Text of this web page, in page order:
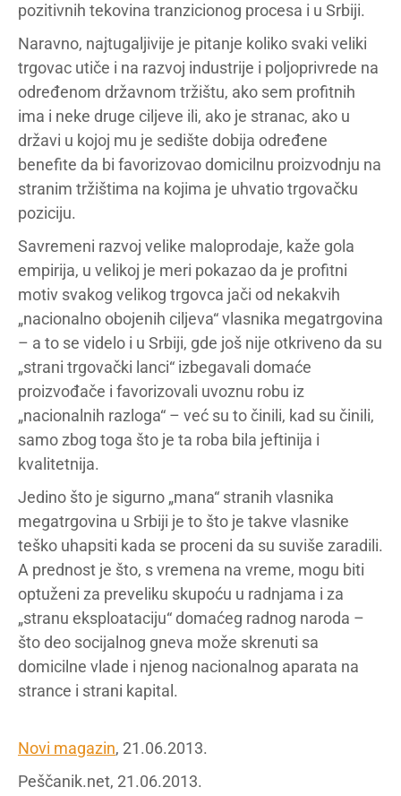
pozitivnih tekovina tranzicionog procesa i u Srbiji.
Naravno, najtugaljivije je pitanje koliko svaki veliki
trgovac utiče i na razvoj industrije i poljoprivrede na
određenom državnom tržištu, ako sem profitnih
ima i neke druge ciljeve ili, ako je stranac, ako u
državi u kojoj mu je sedište dobija određene
benefite da bi favorizovao domicilnu proizvodnju na
stranim tržištima na kojima je uhvatio trgovačku
poziciju.
Savremeni razvoj velike maloprodaje, kaže gola
empirija, u velikoj je meri pokazao da je profitni
motiv svakog velikog trgovca jači od nekakvih
„nacionalno obojenih ciljeva“ vlasnika megatrgovina
– a to se videlo i u Srbiji, gde još nije otkriveno da su
„strani trgovački lanci“ izbegavali domaće
proizvođače i favorizovali uvoznu robu iz
„nacionalnih razloga“ – već su to činili, kad su činili,
samo zbog toga što je ta roba bila jeftinija i
kvalitetnija.
Jedino što je sigurno „mana“ stranih vlasnika
megatrgovina u Srbiji je to što je takve vlasnike
teško uhapsiti kada se proceni da su suviše zaradili.
A prednost je što, s vremena na vreme, mogu biti
optuženi za preveliku skupoću u radnjama i za
„stranu eksploataciju“ domaćeg radnog naroda –
što deo socijalnog gneva može skrenuti sa
domicilne vlade i njenog nacionalnog aparata na
strance i strani kapital.
Novi magazin, 21.06.2013.
Peščanik.net, 21.06.2013.